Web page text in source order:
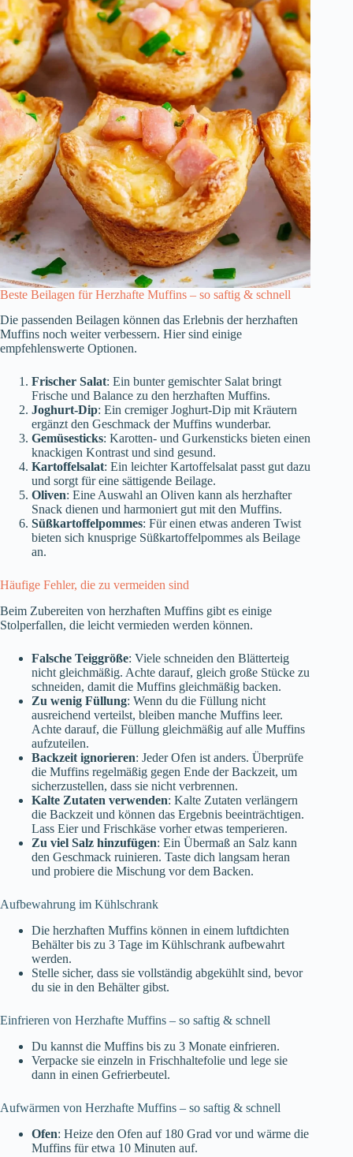
Beste Beilagen für Herzhafte Muffins – so saftig & schnell
Die passenden Beilagen können das Erlebnis der herzhaften
Muffins noch weiter verbessern. Hier sind einige
empfehlenswerte Optionen.
Frischer Salat: Ein bunter gemischter Salat bringt
Frische und Balance zu den herzhaften Muffins.
Joghurt-Dip: Ein cremiger Joghurt-Dip mit Kräutern
ergänzt den Geschmack der Muffins wunderbar.
Gemüsesticks: Karotten- und Gurkensticks bieten einen
knackigen Kontrast und sind gesund.
Kartoffelsalat: Ein leichter Kartoffelsalat passt gut dazu
und sorgt für eine sättigende Beilage.
Oliven: Eine Auswahl an Oliven kann als herzhafter
Snack dienen und harmoniert gut mit den Muffins.
Süßkartoffelpommes: Für einen etwas anderen Twist
bieten sich knusprige Süßkartoffelpommes als Beilage
an.
Häufige Fehler, die zu vermeiden sind
Beim Zubereiten von herzhaften Muffins gibt es einige
Stolperfallen, die leicht vermieden werden können.
Falsche Teiggröße: Viele schneiden den Blätterteig
nicht gleichmäßig. Achte darauf, gleich große Stücke zu
schneiden, damit die Muffins gleichmäßig backen.
Zu wenig Füllung: Wenn du die Füllung nicht
ausreichend verteilst, bleiben manche Muffins leer.
Achte darauf, die Füllung gleichmäßig auf alle Muffins
aufzuteilen.
Backzeit ignorieren: Jeder Ofen ist anders. Überprüfe
die Muffins regelmäßig gegen Ende der Backzeit, um
sicherzustellen, dass sie nicht verbrennen.
Kalte Zutaten verwenden: Kalte Zutaten verlängern
die Backzeit und können das Ergebnis beeinträchtigen.
Lass Eier und Frischkäse vorher etwas temperieren.
Zu viel Salz hinzufügen: Ein Übermaß an Salz kann
den Geschmack ruinieren. Taste dich langsam heran
und probiere die Mischung vor dem Backen.
Aufbewahrung im Kühlschrank
Die herzhaften Muffins können in einem luftdichten
Behälter bis zu 3 Tage im Kühlschrank aufbewahrt
werden.
Stelle sicher, dass sie vollständig abgekühlt sind, bevor
du sie in den Behälter gibst.
Einfrieren von Herzhafte Muffins – so saftig & schnell
Du kannst die Muffins bis zu 3 Monate einfrieren.
Verpacke sie einzeln in Frischhaltefolie und lege sie
dann in einen Gefrierbeutel.
Aufwärmen von Herzhafte Muffins – so saftig & schnell
Ofen: Heize den Ofen auf 180 Grad vor und wärme die
Muffins für etwa 10 Minuten auf.